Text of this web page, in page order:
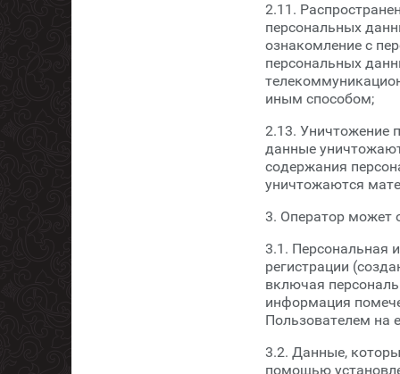
2.11.
персональных
ознакомление с
персональных
иным способом;
2.13. Уничтожение
данные
содержания
уничтожаются
3. Оператор может
3.1. Персональная
регистрации
включая
информация
Пользователем на
3.2. Данные,
помощью